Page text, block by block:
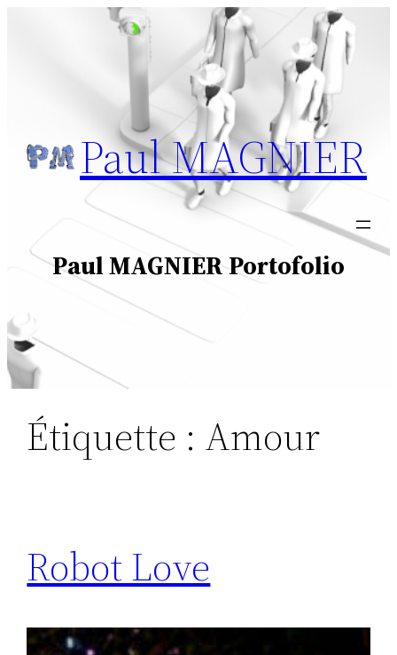
Paul MAGNIER
Paul MAGNIER Portofolio
Étiquette : Amour
Robot Love